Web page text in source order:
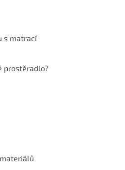
s matrací
prostěradlo?